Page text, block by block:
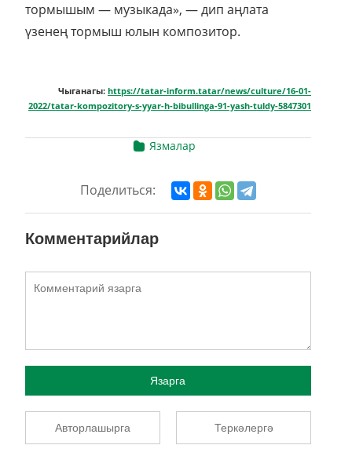
тормышым — музыкада», — дип аңлата
үзенең тормыш юлын композитор.
Чыганагы: https://tatar-inform.tatar/news/culture/16-01-
2022/tatar-kompozitory-s-yyar-h-bibullinga-91-yash-tuldy-5847301
Язмалар
Поделиться:
Комментарийлар
Язарга
Авторлашырга Теркәлергә